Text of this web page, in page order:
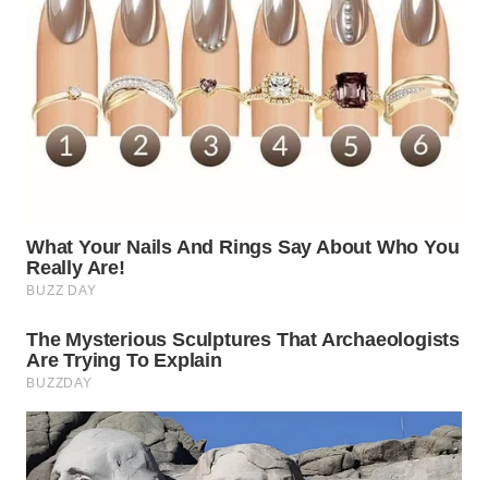
WN
INDRAMAYU
WN
KUNINGAN
WN
SUBANG
WN
SUKABUMI
WN
PURWAKARTA